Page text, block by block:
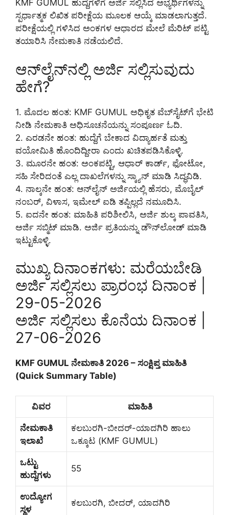
KMF GUMUL ಹುದ್ದೆಗಳಿಗೆ ಅರ್ಜಿ ಸಲ್ಲಿಸಿದ ಅಭ್ಯರ್ಥಿಗಳನ್ನು
ಸ್ಪರ್ಧಾತ್ಮಕ ಲಿಖಿತ ಪರೀಕ್ಷೆಯ ಮೂಲಕ ಆಯ್ಕೆ ಮಾಡಲಾಗುತ್ತದೆ.
ಪರೀಕ್ಷೆಯಲ್ಲಿ ಗಳಿಸಿದ ಅಂಕಗಳ ಆಧಾರದ ಮೇಲೆ ಮೆರಿಟ್ ಪಟ್ಟಿ
ತಯಾರಿಸಿ ನೇಮಕಾತಿ ನಡೆಯಲಿದೆ.
ಆನ್‌ಲೈನ್‌ನಲ್ಲಿ ಅರ್ಜಿ ಸಲ್ಲಿಸುವುದು
ಹೇಗೆ?
1. ಮೊದಲ ಹಂತ: KMF GUMUL ಅಧಿಕೃತ ವೆಬ್‌ಸೈಟ್‌ಗೆ ಭೇಟಿ
ನೀಡಿ ನೇಮಕಾತಿ ಅಧಿಸೂಚನೆಯನ್ನು ಸಂಪೂರ್ಣ ಓದಿ.
2. ಎರಡನೇ ಹಂತ: ಹುದ್ದೆಗೆ ಬೇಕಾದ ವಿದ್ಯಾರ್ಹತೆ ಮತ್ತು
ವಯೋಮಿತಿ ಹೊಂದಿದ್ದೀರಾ ಎಂದು ಖಚಿತಪಡಿಸಿಕೊಳ್ಳಿ.
3. ಮೂರನೇ ಹಂತ: ಅಂಕಪಟ್ಟಿ, ಆಧಾರ್ ಕಾರ್ಡ್, ಫೋಟೋ,
ಸಹಿ ಸೇರಿದಂತೆ ಎಲ್ಲ ದಾಖಲೆಗಳನ್ನು ಸ್ಕ್ಯಾನ್ ಮಾಡಿ ಸಿದ್ಧವಿಡಿ.
4. ನಾಲ್ಕನೇ ಹಂತ: ಆನ್‌ಲೈನ್ ಅರ್ಜಿಯಲ್ಲಿ ಹೆಸರು, ಮೊಬೈಲ್
ನಂಬರ್, ವಿಳಾಸ, ಇಮೇಲ್ ಐಡಿ ತಪ್ಪಿಲ್ಲದೆ ನಮೂದಿಸಿ.
5. ಐದನೇ ಹಂತ: ಮಾಹಿತಿ ಪರಿಶೀಲಿಸಿ, ಅರ್ಜಿ ಶುಲ್ಕ ಪಾವತಿಸಿ,
ಅರ್ಜಿ ಸಬ್ಮಿಟ್ ಮಾಡಿ. ಅರ್ಜಿ ಪ್ರತಿಯನ್ನು ಡೌನ್‌ಲೋಡ್ ಮಾಡಿ
ಇಟ್ಟುಕೊಳ್ಳಿ.
ಮುಖ್ಯ ದಿನಾಂಕಗಳು: ಮರೆಯಬೇಡಿ
ಅರ್ಜಿ ಸಲ್ಲಿಸಲು ಪ್ರಾರಂಭ ದಿನಾಂಕ |
29-05-2026
ಅರ್ಜಿ ಸಲ್ಲಿಸಲು ಕೊನೆಯ ದಿನಾಂಕ |
27-06-2026
KMF GUMUL ನೇಮಕಾತಿ 2026 – ಸಂಕ್ಷಿಪ್ತ ಮಾಹಿತಿ
(Quick Summary Table)
ವಿವರ ಮಾಹಿತಿ
ನೇಮಕಾತಿ
ಇಲಾಖೆ
ಕಲಬುರಗಿ-ಬೀದರ್-ಯಾದಗಿರಿ ಹಾಲು
ಒಕ್ಕೂಟ (KMF GUMUL)
ಒಟ್ಟು
ಹುದ್ದೆಗಳು
55
ಉದ್ಯೋಗ
ಸ್ಥಳ
ಕಲಬುರಗಿ, ಬೀದರ್, ಯಾದಗಿರಿ